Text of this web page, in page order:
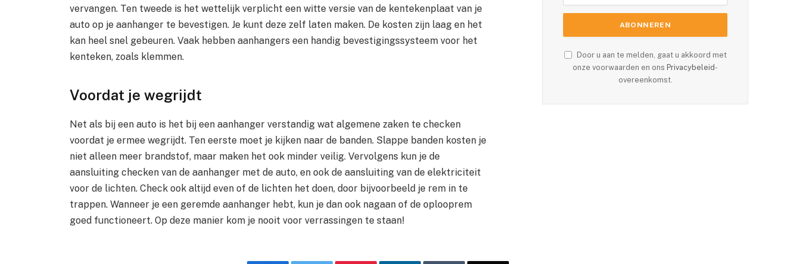
vervangen. Ten tweede is het wettelijk verplicht een witte versie van de kentekenplaat van je
auto op je aanhanger te bevestigen. Je kunt deze zelf laten maken. De kosten zijn laag en het
kan heel snel gebeuren. Vaak hebben aanhangers een handig bevestigingssysteem voor het
kenteken, zoals klemmen.
Voordat je wegrijdt
Net als bij een auto is het bij een aanhanger verstandig wat algemene zaken te checken
voordat je ermee wegrijdt. Ten eerste moet je kijken naar de banden. Slappe banden kosten je
niet alleen meer brandstof, maar maken het ook minder veilig. Vervolgens kun je de
aansluiting checken van de aanhanger met de auto, en ook de aansluiting van de elektriciteit
voor de lichten. Check ook altijd even of de lichten het doen, door bijvoorbeeld je rem in te
trappen. Wanneer je een geremde aanhanger hebt, kun je dan ook nagaan of de oplooprem
goed functioneert. Op deze manier kom je nooit voor verrassingen te staan!
Door u aan te melden, gaat u akkoord met
onze voorwaarden en ons Privacybeleid-
overeenkomst.